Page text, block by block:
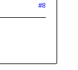
#8